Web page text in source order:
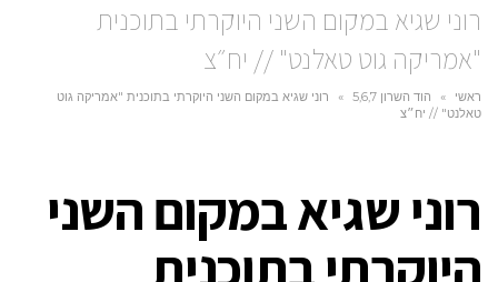
רוני שגיא במקום השני היוקרתי בתוכנית
"אמריקה גוט טאלנט" // יח״צ
ראשי » הוד השרון 5,6,7 »
רוני שגיא במקום השני היוקרתי בתוכנית "אמריקה גוט
טאלנט" // יח״צ
רוני שגיא במקום השני